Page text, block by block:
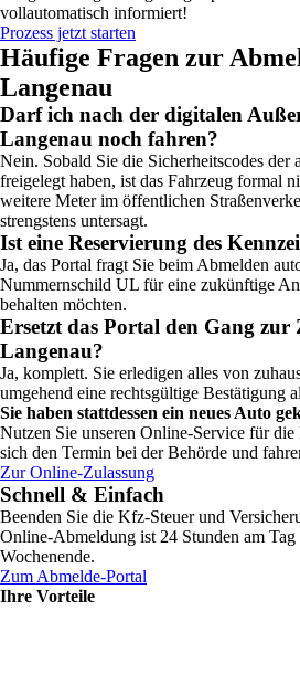
vollautomatisch informiert!
Prozess jetzt starten
Häufige Fragen zur
Langenau
Darf ich nach der digitalen
Langenau noch fahren?
Nein. Sobald Sie die Sicherheitscodes der
freigelegt haben, ist das Fahrzeug formal
weitere Meter im öffentlichen
strengstens untersagt.
Ist eine Reservierung des
Ja, das Portal fragt Sie beim Abmelden
Nummernschild UL für eine zukünftige
behalten möchten.
Ersetzt das Portal den Gang zur
Langenau?
Ja, komplett. Sie erledigen alles von
umgehend eine rechtsgültige Bestätigung
Sie haben stattdessen ein neues Auto
Nutzen Sie unseren Online-Service für die
sich den Termin bei der Behörde und
Zur Online-Zulassung
Schnell & Einfach
Beenden Sie die Kfz-Steuer und
Online-Abmeldung ist 24 Stunden am
Wochenende.
Zum Abmelde-Portal
Ihre Vorteile